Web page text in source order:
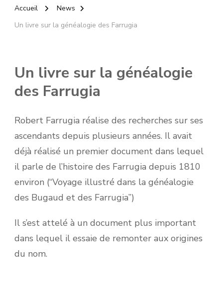
Accueil
News
Un livre sur la généalogie des Farrugia
Un livre sur la généalogie
des Farrugia
Robert Farrugia réalise des recherches sur ses
ascendants depuis plusieurs années. Il avait
déjà réalisé un premier document dans lequel
il parle de l’histoire des Farrugia depuis 1810
environ (“Voyage illustré dans la généalogie
des Bugaud et des Farrugia”)
Il s’est attelé à un document plus important
dans lequel il essaie de remonter aux origines
du nom.